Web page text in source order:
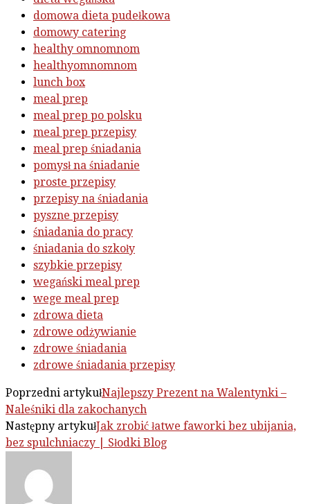
domowa dieta pudełkowa
domowy catering
healthy omnomnom
healthyomnomnom
lunch box
meal prep
meal prep po polsku
meal prep przepisy
meal prep śniadania
pomysł na śniadanie
proste przepisy
przepisy na śniadania
pyszne przepisy
śniadania do pracy
śniadania do szkoły
szybkie przepisy
wegański meal prep
wege meal prep
zdrowa dieta
zdrowe odżywianie
zdrowe śniadania
zdrowe śniadania przepisy
Poprzedni artykułNajlepszy Prezent na Walentynki –
Naleśniki dla zakochanych
Następny artykułJak zrobić łatwe faworki bez ubijania,
bez spulchniaczy | Słodki Blog